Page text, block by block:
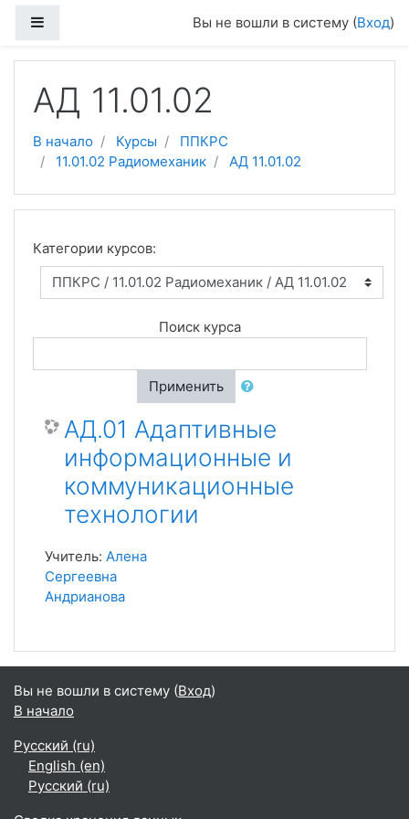
Вы не вошли в систему (Вход)
АД 11.01.02
В начало Курсы
ППКРС
11.01.02 Радиомеханик
АД 11.01.02
Категории курсов:
Поиск курса
Применить
АД.01 Адаптивные
информационные и
коммуникационные
технологии
Учитель: Алена
Сергеевна
Андрианова
Вы не вошли в систему (Вход)
В начало
Русский ‎(ru)‎
English ‎(en)‎
Русский ‎(ru)‎